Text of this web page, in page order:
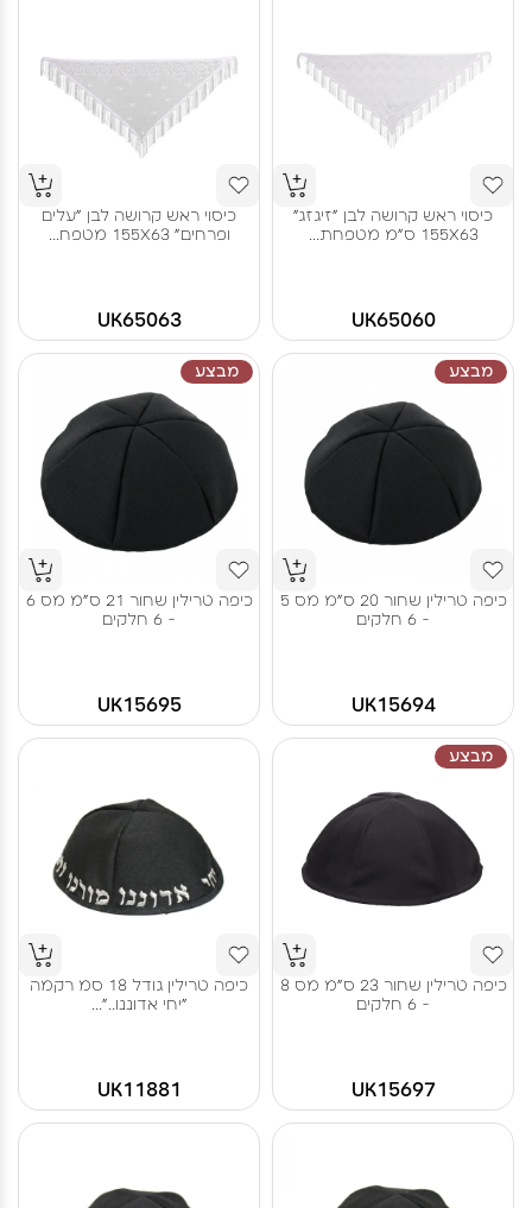
כיסוי ראש קרושה לבן "זיגזג"
155X63 ס"מ מטפחת...
UK65060
כיסוי ראש קרושה לבן "עלים
ופרחים" 155X63 מטפח...
UK65063
מבצע
כיפה טרילין שחור 20 ס"מ מס 5
- 6 חלקים
UK15694
מבצע
כיפה טרילין שחור 21 ס"מ מס 6
- 6 חלקים
UK15695
מבצע
כיפה טרילין שחור 23 ס"מ מס 8
- 6 חלקים
UK15697
כיפה טרילין גודל 18 סמ רקמה
"יחי אדוננו.."...
UK11881